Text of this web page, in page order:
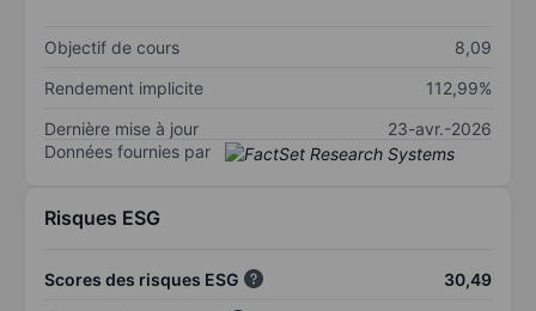
Objectif de cours
8,09
Rendement implicite
112,99%
Dernière mise à jour
23-avr.-2026
Données fournies par
Risques ESG
Scores des risques ESG
30,49